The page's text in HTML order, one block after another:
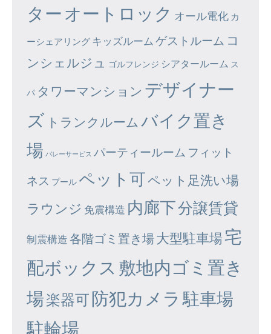
ター オートロック オール電化 カ
ーシェアリング キッズルーム ゲストルーム コ
ンシェルジュ
ゴルフレンジ シアタールーム ス
パ タワーマンション デザイナー
ズ トランクルーム バイク置き
場 バレーサービス パーティールーム フィット
ネス プール ペット可ペット足洗い場
ラウンジ 免震構造 内廊下分譲賃貸
制震構造 各階ゴミ置き場大型駐車場宅
配ボックス 敷地内ゴミ置き
場楽器可防犯カメラ 駐車場
駐輪場